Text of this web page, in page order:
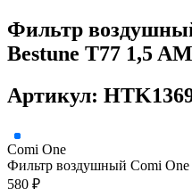
Фильтр
Bestune T77 1,5
Артикул:
Comi One
Фильтр воздушный Comi
580 ₽